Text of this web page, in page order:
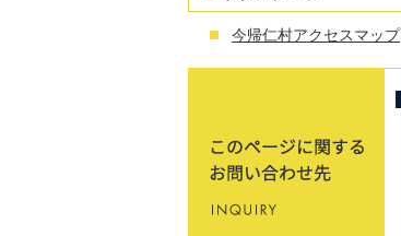
今帰仁村アクセスマップ